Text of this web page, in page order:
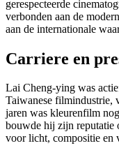
gerespecteerde
verbonden aan de
aan de internationale
Carriere en
Lai Cheng-ying was
Taiwanese filmindustrie,
jaren was kleurenfilm
bouwde hij zijn reputatie
voor licht, compositie en